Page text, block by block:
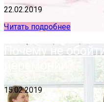
22.02.2019
Читать подробнее
Почему не
церемонии?
15.02.2019